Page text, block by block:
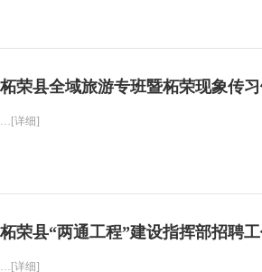
柘荣县全域旅游专班暨柘荣现象传
…[详细]
柘荣县“两通工程”建设指挥部招聘
…[详细]